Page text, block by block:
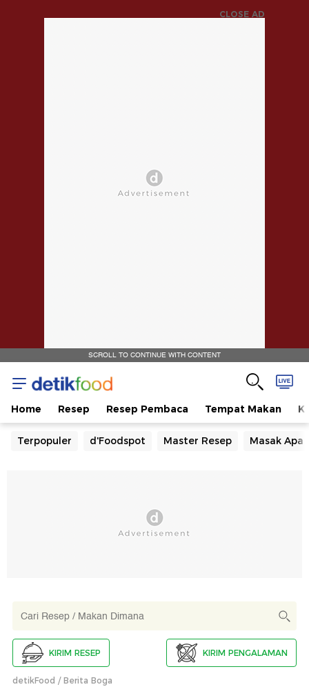
CLOSE AD
SCROLL TO CONTINUE WITH CONTENT
Home Resep Resep Pembaca Tempat Makan
Terpopuler d'Foodspot Master Resep Masak Apa
KIRIM RESEP KIRIM PENGALAMAN
detikFood Berita Boga